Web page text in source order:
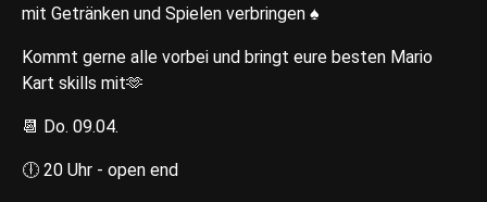
mit Getränken und Spielen verbringen ♠️
Kommt gerne alle vorbei und bringt eure besten Mario
Kart skills mit🫶
📆 Do. 09.04.
🕕 20 Uhr - open end